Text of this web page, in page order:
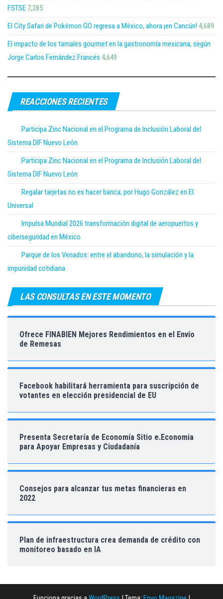
FSTSE 7,285
El City Safari de Pokémon GO regresa a México, ahora ¡en Cancún! 4,689
El impacto de los tamales gourmet en la gastronomía mexicana, según
Jorge Carlos Fernández Francés 4,649
REACCIONES RECIENTES
Participa Zinc Nacional en el Programa de Inclusión Laboral del
Sistema DIF Nuevo León
Participa Zinc Nacional en el Programa de Inclusión Laboral del
Sistema DIF Nuevo León
Regalar tarjetas no es hacer banca; por Hugo González en El
Universal
Impulsa Mundial 2026 transformación digital de aeropuertos y
ciberseguridad en México
Parque de los Venados: entre el abandono, la simulación y la
impunidad cotidiana
LAS CONSULTAS EN ESTE MOMENTO
Ofrece FINABIEN Mejores Rendimientos en el Envío
de Remesas
Facebook habilitará herramienta para suscripción de
votantes en elección presidencial de EU
Presenta Secretaría de Economía Sitio e.Economia
para Apoyar Empresas y Ciudadanía
Consejos para alcanzar tus metas financieras en
2022
Plan de infraestructura crea demanda de crédito con
monitoreo basado en IA